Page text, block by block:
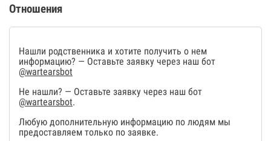
Отношения
Нашли родственника и хотите получить о нем
информацию? — Оставьте заявку через наш бот
@wartearsbot
Не нашли? — Оставьте заявку через наш бот
@wartearsbot.
Любую дополнительную информацию по людям мы
предоставляем только по заявке.